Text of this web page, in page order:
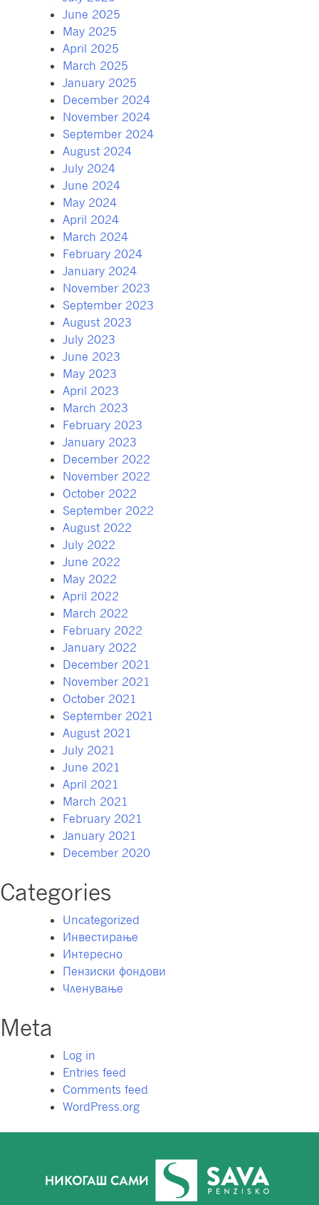
June 2025
May 2025
April 2025
March 2025
January 2025
December 2024
November 2024
September 2024
August 2024
July 2024
June 2024
May 2024
April 2024
March 2024
February 2024
January 2024
November 2023
September 2023
August 2023
July 2023
June 2023
May 2023
April 2023
March 2023
February 2023
January 2023
December 2022
November 2022
October 2022
September 2022
August 2022
July 2022
June 2022
May 2022
April 2022
March 2022
February 2022
January 2022
December 2021
November 2021
October 2021
September 2021
August 2021
July 2021
June 2021
April 2021
March 2021
February 2021
January 2021
December 2020
Categories
Uncategorized
Инвестирање
Интересно
Пензиски фондови
Членување
Meta
Log in
Entries feed
Comments feed
WordPress.org